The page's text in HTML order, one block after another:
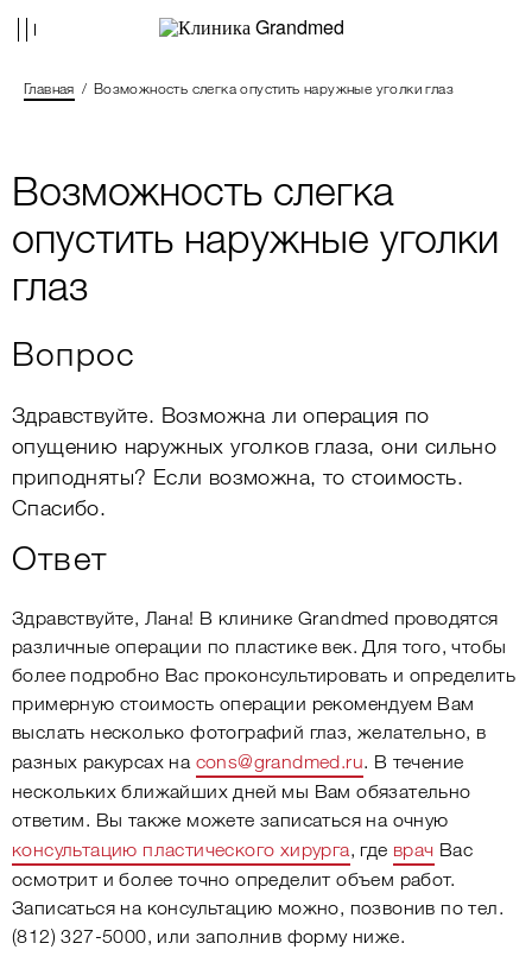
Главная Возможность слегка опустить наружные уголки глаз
Возможность слегка
опустить наружные уголки
глаз
Вопрос
Здравствуйте. Возможна ли операция по
опущению наружных уголков глаза, они сильно
приподняты? Если возможна, то стоимость.
Спасибо.
Ответ
Здравствуйте, Лана! В клинике Grandmed проводятся
различные операции по пластике век. Для того, чтобы
более подробно Вас проконсультировать и определить
примерную стоимость операции рекомендуем Вам
выслать несколько фотографий глаз, желательно, в
разных ракурсах на cons@grandmed.ru. В течение
нескольких ближайших дней мы Вам обязательно
ответим. Вы также можете записаться на очную
консультацию пластического хирурга, где врач Вас
осмотрит и более точно определит объем работ.
Записаться на консультацию можно, позвонив по тел.
(812) 327-5000, или заполнив форму ниже.